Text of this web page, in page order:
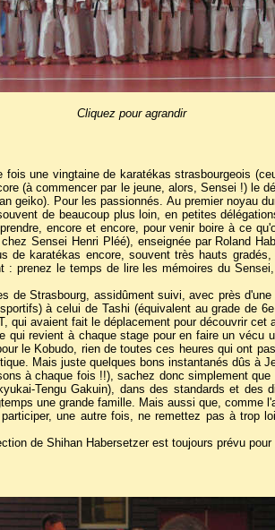
Cliquez pour agrandir
une vingtaine de karatékas strasbourgeois
(à commencer par le jeune, alors, Sensei !) le
geiko). Pour les passionnés. Au premier noyau
de beaucoup plus loin, en petites
encore et encore, pour venir boire à ce
Sensei Henri Pléé), enseignée par Roland
de karatékas encore, souvent très hauts
: prenez le temps de lire les mémoires du
Strasbourg, assidûment suivi, avec près
à celui de Tashi (équivalent au grade de
avaient fait le déplacement pour découvrir
revient à chaque stage pour en faire un
le Kobudo, rien de toutes ces heures qui ont
Mais juste quelques bons instantanés dûs à
à chaque fois !!), sachez donc simplement
Tengu Gakuin), dans des standards et
une grande famille. Mais aussi que, comme
une autre fois, ne remettez pas à trop
de Shihan Habersetzer est toujours prévu